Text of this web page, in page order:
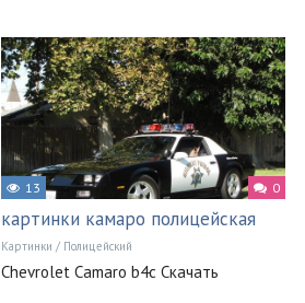
13 0
картинки камаро полицейская
Картинки / Полицейский
Chevrolet Camaro b4c Скачать